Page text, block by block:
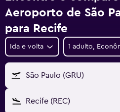
Aeroporto de São
para Recife
Ida e volta 1 adulto,
São Paulo (GRU)
Recife (REC)